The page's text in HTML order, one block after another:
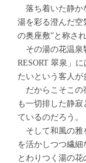
落ち着いた静か
湯を彩る澄んだ空
の奥座敷”と称さ
その湯の花温泉
RESORT 翠泉」
たいという客人が
だからこそこの
も一切排した静寂
ているのだろう。
そして和風の雅
を活かしつつ繊細
とわりつく湯の